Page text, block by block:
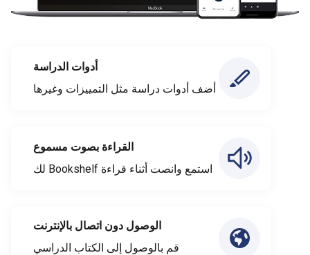
أدوات الدراسة
أضف أدوات دراسة مثل التمييزات وغيرها
القراءة بصوت مسموع
استمع وانصت أثناء قراءة Bookshelf لك
الوصول دون اتصال بالإنترنت
قم بالوصول إلى الكتاب الدراسي